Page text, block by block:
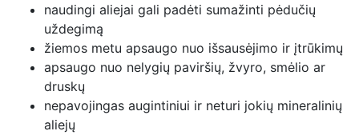
naudingi aliejai gali padėti sumažinti pėdučių
uždegimą
žiemos metu apsaugo nuo išsausėjimo ir įtrūkimų
apsaugo nuo nelygių paviršių, žvyro, smėlio ar
druskų
nepavojingas augintiniui ir neturi jokių mineralinių
aliejų